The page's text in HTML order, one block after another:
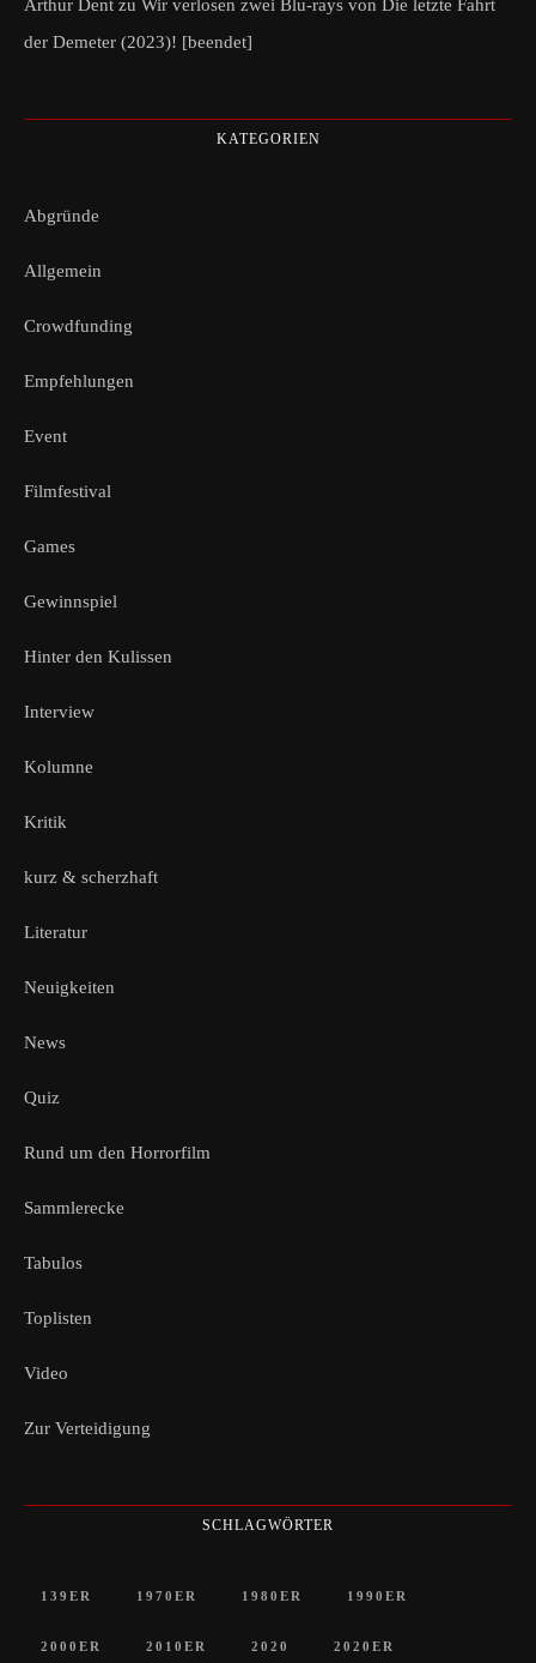
Arthur Dent zu Wir verlosen zwei Blu-rays von Die letzte Fahrt
der Demeter (2023)! [beendet]
KATEGORIEN
Abgründe
Allgemein
Crowdfunding
Empfehlungen
Event
Filmfestival
Games
Gewinnspiel
Hinter den Kulissen
Interview
Kolumne
Kritik
kurz & scherzhaft
Literatur
Neuigkeiten
News
Quiz
Rund um den Horrorfilm
Sammlerecke
Tabulos
Toplisten
Video
Zur Verteidigung
SCHLAGWÖRTER
139ER 1970ER 1980ER 1990ER
2000ER 2010ER 2020 2020ER